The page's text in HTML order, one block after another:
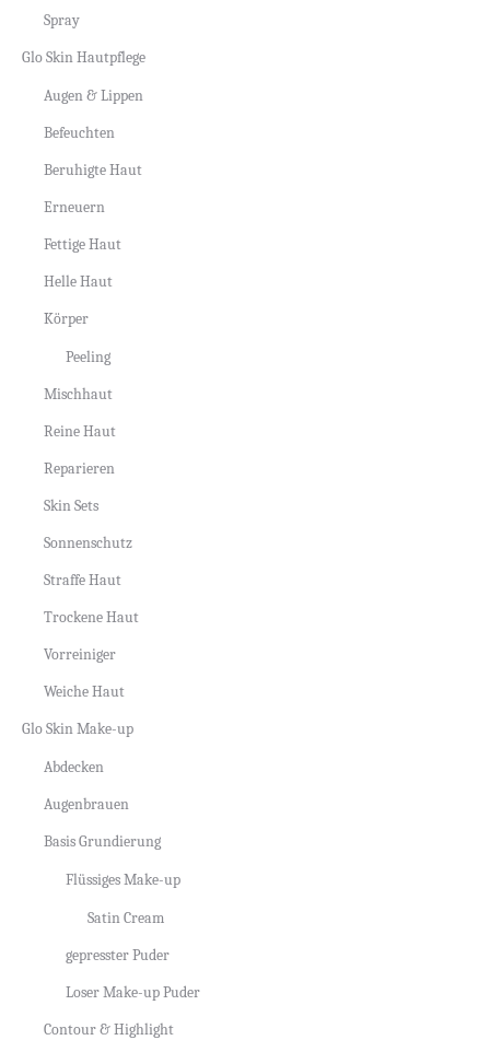
Spray
Glo Skin Hautpflege
Augen & Lippen
Befeuchten
Beruhigte Haut
Erneuern
Fettige Haut
Helle Haut
Körper
Peeling
Mischhaut
Reine Haut
Reparieren
Skin Sets
Sonnenschutz
Straffe Haut
Trockene Haut
Vorreiniger
Weiche Haut
Glo Skin Make-up
Abdecken
Augenbrauen
Basis Grundierung
Flüssiges Make-up
Satin Cream
gepresster Puder
Loser Make-up Puder
Contour & Highlight